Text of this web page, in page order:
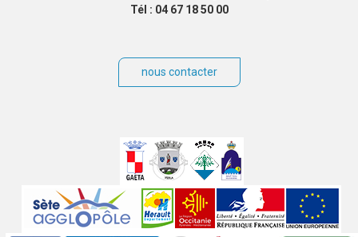
Tél : 04 67 18 50 00
nous contacter
partenaires